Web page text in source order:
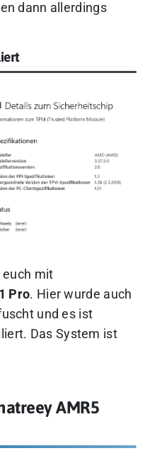
dann allerdings
euch mit
Pro. Hier wurde auch
und es ist
Das System ist
AMR5